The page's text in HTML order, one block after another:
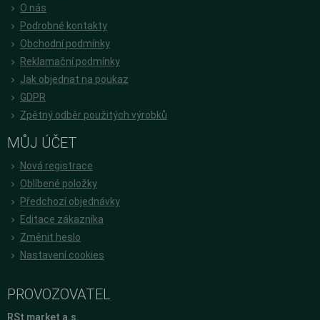
O nás
Podrobné kontakty
Obchodní podmínky
Reklamační podmínky
Jak objednat na poukaz
GDPR
Zpětný odběr použitých výrobků
MŮJ ÚČET
Nová registrace
Oblíbené položky
Předchozí objednávky
Editace zákazníka
Změnit heslo
Nastavení cookies
PROVOZOVATEL
RSt market a.s.